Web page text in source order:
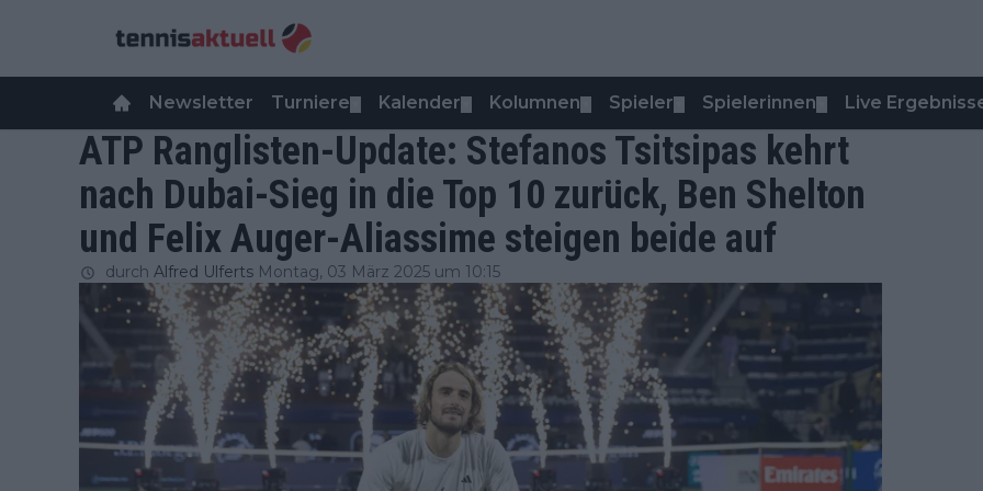
Newsletter Turniere Kalender Kolumnen Spieler Spielerinnen Live
ATP Ranglisten-Update: Stefanos Tsitsipas kehrt
nach Dubai-Sieg in die Top 10 zurück, Ben Shelton
und Felix Auger-Aliassime steigen beide auf
durch Alfred Ulferts Montag, 03 März 2025 um 10:15